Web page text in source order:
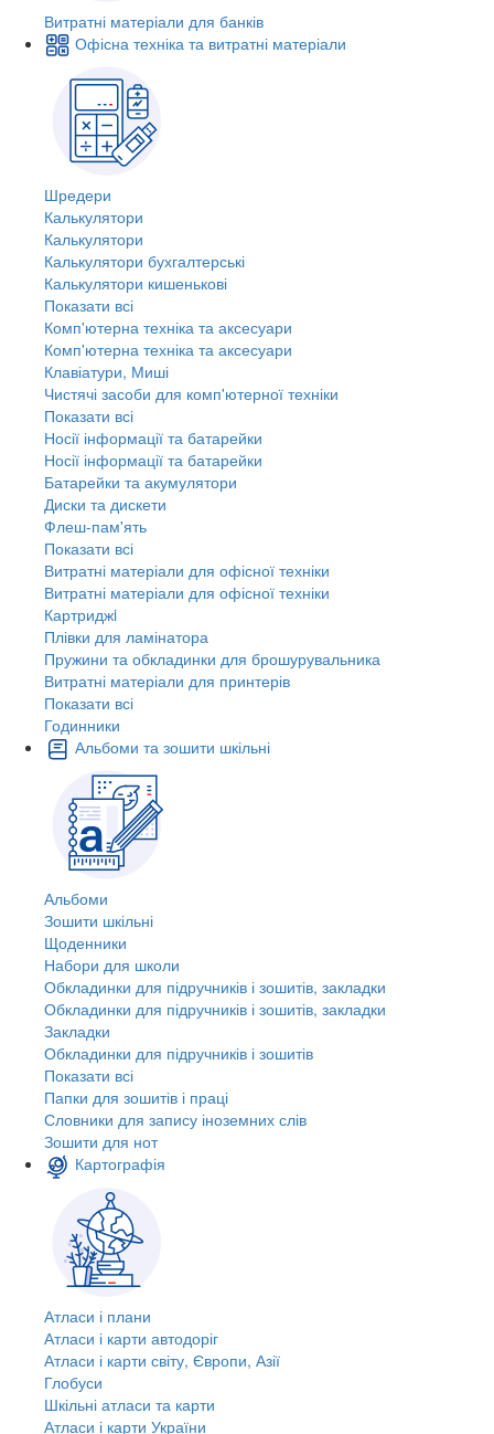
Витратні матеріали для банків
Офісна техніка та витратні матеріали
Шредери
Калькулятори
Калькулятори
Калькулятори бухгалтерські
Калькулятори кишенькові
Показати всі
Комп'ютерна техніка та аксесуари
Комп'ютерна техніка та аксесуари
Клавіатури, Миші
Чистячі засоби для комп'ютерної техніки
Показати всі
Носії інформації та батарейки
Носії інформації та батарейки
Батарейки та акумулятори
Диски та дискети
Флеш-пам'ять
Показати всі
Витратні матеріали для офісної техніки
Витратні матеріали для офісної техніки
Картриджi
Плівки для ламінатора
Пружини та обкладинки для брошурувальника
Витратні матеріали для принтерів
Показати всі
Годинники
Альбоми та зошити шкільні
Альбоми
Зошити шкільні
Щоденники
Набори для школи
Обкладинки для підручників і зошитів, закладки
Обкладинки для підручників і зошитів, закладки
Закладки
Обкладинки для підручників і зошитів
Показати всі
Папки для зошитів і праці
Словники для запису іноземних слів
Зошити для нот
Картографія
Атласи і плани
Атласи і карти автодоріг
Атласи і карти світу, Європи, Азії
Глобуси
Шкільні атласи та карти
Атласи і карти України